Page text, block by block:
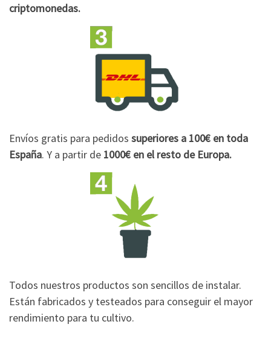
criptomonedas.
Envíos gratis para pedidos superiores a 100€ en toda
España. Y a partir de 1000€ en el resto de Europa.
Todos nuestros productos son sencillos de instalar.
Están fabricados y testeados para conseguir el mayor
rendimiento para tu cultivo.